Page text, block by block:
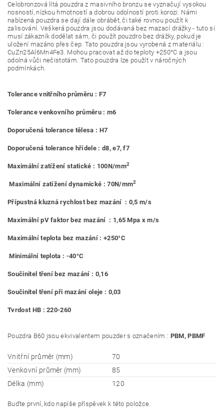
Celobronzová lítá pouzdra z masivního bronzu se vyznačují vysokou
nosností, nízkou hmotností a dobrou odolností proti korozi. Námi
nabízená pouzdra se dají dále obrábět, či také rovnou použít k
zalisování. Veškerá pouzdra jsou dodávaná bez mazací drážky - tuto si
musí zákazník dodělat sám, či použít pouzdro bez drážky, pokud je
uložení mazáno přes čep. Tato pouzdra jsou vyrobená z materiálu :
CuZn25Al6Mn4Fe3. Mohou pracovat až do teploty +250°C a jsou
odolná vůči nečistotám. Tato pouzdra lze použít v náročných
podmínkách.
Tolerance vnitřního průměru : F7
Tolerance venkovního průměru : m6
Doporučená tolerance tělesa : H7
Doporučená tolerance hřídele : d8, e7, f7
Maximální zatížení statické : 100N/mm2
Maximální zatížení dynamické : 70N/mm2
Přípustná kluzná rychlost bez mazání : 0,5 m/s
Maximální pV faktor bez mazání : 1,65 Mpa x m/s
Maximální teplota bez mazání : +250°C
Minimální teplota : -40°C
Součinitel tření bez mazání : 0,16
Součinitel tření při mazání oleje : 0,03
Tvrdost HB : 220-260
Pouzdra B60 jsou ekvivalentem pouzder s označením : PBM, PBMF
Vnitřní průměr (mm)
70
Venkovní průměr (mm)
85
Délka (mm)
120
Buďte první, kdo napíše příspěvek k této položce.